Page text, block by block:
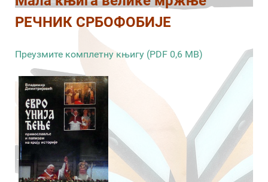
РЕЧНИК СРБОФОБИЈЕ
Преузмите комплетну књигу (PDF 0,6 MB)